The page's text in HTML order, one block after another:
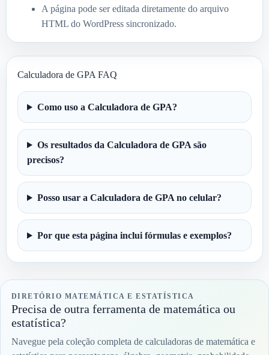
A página pode ser editada diretamente do arquivo
HTML do WordPress sincronizado.
Calculadora de GPA FAQ
Como uso a Calculadora de GPA?
Os resultados da Calculadora de GPA são
precisos?
Posso usar a Calculadora de GPA no celular?
Por que esta página inclui fórmulas e exemplos?
DIRETÓRIO MATEMÁTICA E ESTATÍSTICA
Precisa de outra ferramenta de matemática ou
estatística?
Navegue pela coleção completa de calculadoras de matemática e